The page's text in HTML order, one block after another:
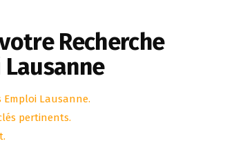
Recherche
Emploi Lausanne.
pertinents.